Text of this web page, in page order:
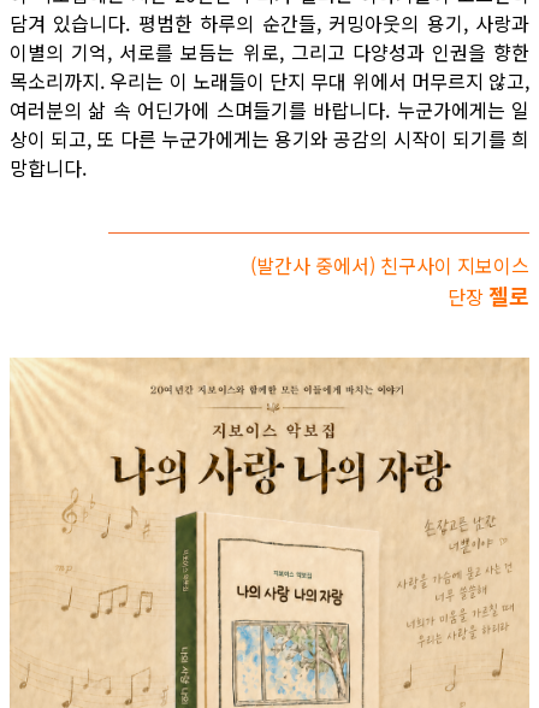
담겨 있습니다. 평범한 하루의 순간들, 커밍아웃의 용기, 사랑과
이별의 기억, 서로를 보듬는 위로, 그리고 다양성과 인권을 향한
목소리까지. 우리는 이 노래들이 단지 무대 위에서 머무르지 않고,
여러분의 삶 속 어딘가에 스며들기를 바랍니다. 누군가에게는 일
상이 되고, 또 다른 누군가에게는 용기와 공감의 시작이 되기를 희
망합니다.
(발간사 중에서) 친구사이 지보이스
단장 젤로